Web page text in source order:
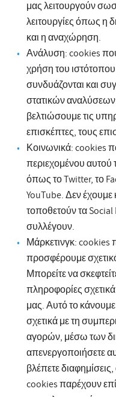
μας λειτουργούν
λειτουργίες όπως η
και η αναχώρηση.
Ανάλυση: cookies
χρήση του
συνδυάζονται και
στατικών
βελτιώσουμε τις
επισκέπτες, τους
Κοινωνικά: cookies
περιεχομένου αυτού
όπως το Twitter, το
YouTube. Δεν
τοποθετούν τα
συλλέγουν.
Μάρκετινγκ: cookies
προσφέρουμε
Μπορείτε να
πληροφορίες σχετικά
μας. Αυτό το
σχετικά με τη
αγορών, μέσω των
απενεργοποιήσετε
βλέπετε
cookies παρέχουν